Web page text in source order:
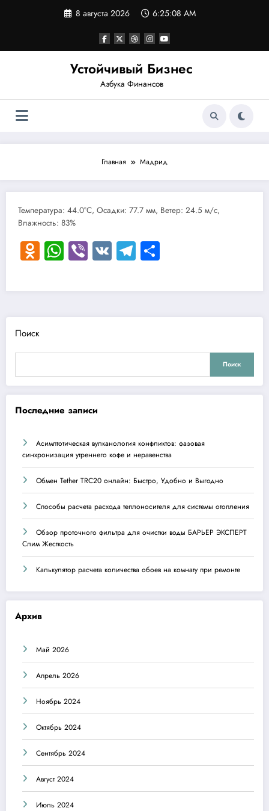
8 августа 2026 6:25:08 AM
Устойчивый Бизнес
Азбука Финансов
Главная Мадрид
Температура: 44.0°C, Осадки: 77.7 мм, Ветер: 24.5 м/с,
Влажность: 83%
Odnoklassniki
WhatsApp
Viber
VKTelegram
Поиск
Поиск
Последние записи
Асимптотическая вулканология конфликтов: фазовая
синхронизация утреннего кофе и неравенства
Обмен Tether TRC20 онлайн: Быстро, Удобно и Выгодно
Способы расчета расхода теплоносителя для системы отопления
Обзор проточного фильтра для очистки воды БАРЬЕР ЭКСПЕРТ
Слим Жесткость
Калькулятор расчета количества обоев на комнату при ремонте
Архив
Май 2026
Апрель 2026
Ноябрь 2024
Октябрь 2024
Сентябрь 2024
Август 2024
Июль 2024